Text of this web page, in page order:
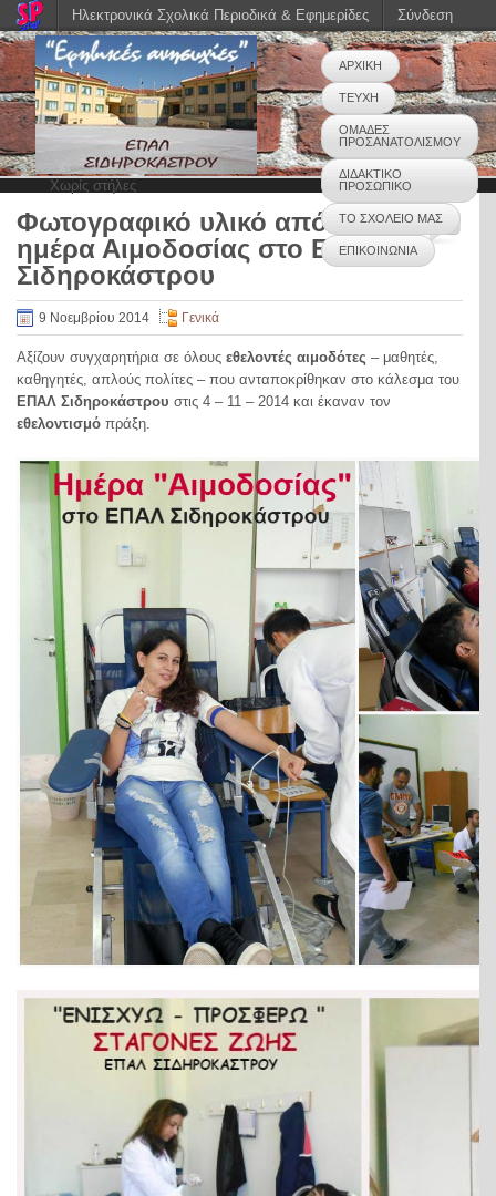
ΑΡΧΙΚΗ
ΤΕΥΧΗ
ΟΜΑΔΕΣ
ΠΡΟΣΑΝΑΤΟΛΙΣΜΟΥ
ΔΙΔΑΚΤΙΚΟ
ΠΡΟΣΩΠΙΚΟ
ΤΟ ΣΧΟΛΕΙΟ ΜΑΣ
ΕΠΙΚΟΙΝΩΝΙΑ
Χωρίς στήλες
0
Φωτογραφικό υλικό από την
ημέρα Αιμοδοσίας στο ΕΠΑΛ
Σιδηροκάστρου
9 Νοεμβρίου 2014 Γενικά
Αξίζουν συγχαρητήρια σε όλους εθελοντές αιμοδότες – μαθητές,
καθηγητές, απλούς πολίτες – που ανταποκρίθηκαν στο κάλεσμα του
ΕΠΑΛ Σιδηροκάστρου στις 4 – 11 – 2014 και έκαναν τον
εθελοντισμό πράξη.
Ηλεκτρονικά Σχολικά Περιοδικά & Εφημερίδες Σύνδεση